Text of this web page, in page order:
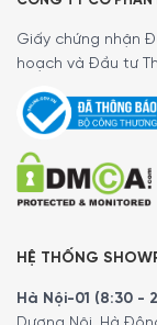
Giấy chứng nhận
hoạch và Đầu tư
HỆ THỐNG
Hà Nội-01 (8:30 -